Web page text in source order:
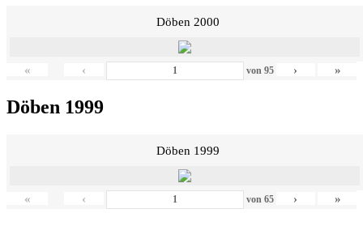
Döben 2000
« ‹ von 95 › »
Döben 1999
Döben 1999
« ‹ von 65 › »